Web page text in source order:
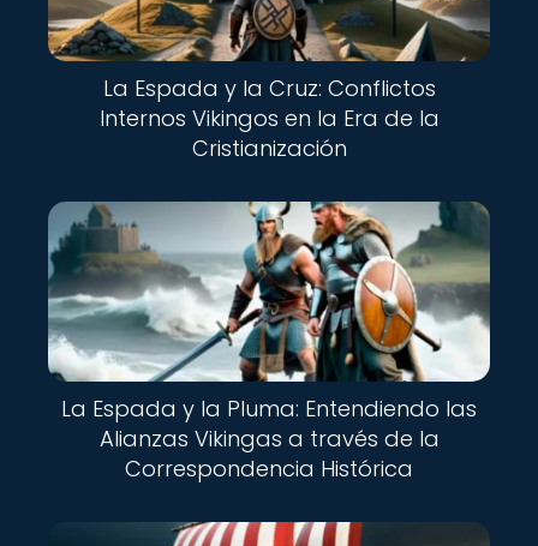
La Espada y la Cruz: Conflictos
Internos Vikingos en la Era de la
Cristianización
La Espada y la Pluma: Entendiendo las
Alianzas Vikingas a través de la
Correspondencia Histórica